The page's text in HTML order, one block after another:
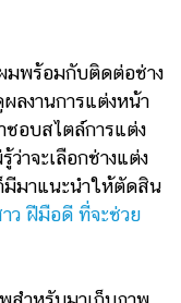
พร้อมกับติดต่อช่าง
ลงานการแต่งหน้า
ชอบสไตล์การแต่ง
ว่าจะเลือกช่างแต่ง
มีมาแนะนำให้ตัดสิน
ว ฝีมือดี ที่จะช่วย